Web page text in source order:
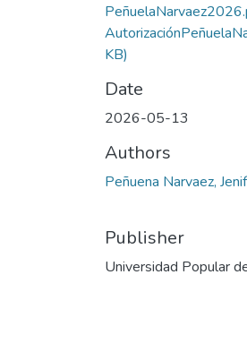
KB)
Date
2026-05-13
Authors
Peñuena Narvaez,
Publisher
Universidad Popular